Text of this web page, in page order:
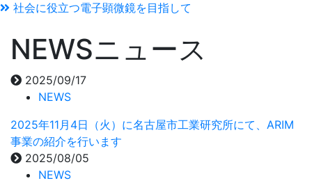
社会に役立つ電子顕微鏡を目指して
NEWSニュース
2025/09/17
NEWS
2025年11月4日（火）に名古屋市工業研究所にて、ARIM
事業の紹介を行います
2025/08/05
NEWS